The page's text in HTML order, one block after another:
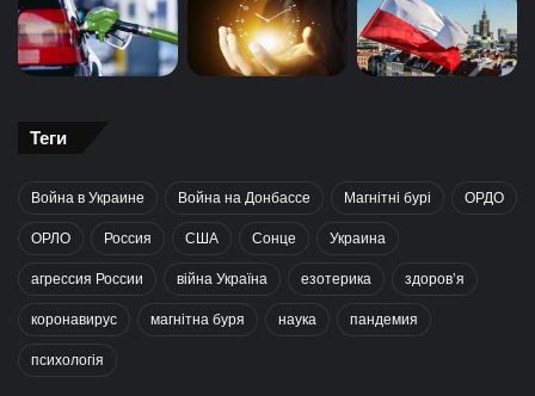
Теги
Война в Украине Война на Донбассе Магнітні бурі ОРДО
ОРЛО Россия США Сонце Украина
агрессия России війна Україна езотерика здоров’я
коронавирус магнітна буря наука пандемия
психологія